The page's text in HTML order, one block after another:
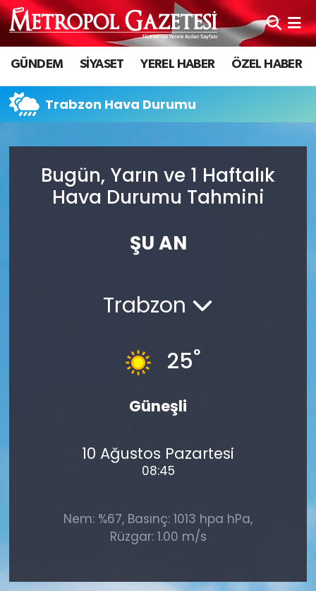
GÜNDEM SİYASET YEREL HABER ÖZEL HABER
Trabzon Hava Durumu
Bugün, Yarın ve 1 Haftalık
Hava Durumu Tahmini
ŞU AN
Trabzon
25°
Güneşli
10 Ağustos Pazartesi
08:45
Nem: %67, Basınç: 1013 hpa hPa,
Rüzgar: 1.00 m/s
Hava Durumu
Trafik Durumu
Süper Lig Puan Durumu ve Fikstür
Son Dakika Haberleri